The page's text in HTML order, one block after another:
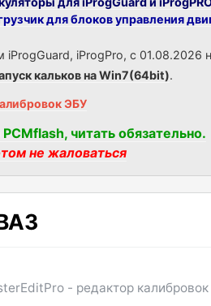
для блоков управления
iProgPro, с 01.08.2026
кальков на Win7(64bit).
ЭБУ
читать обязательно.
не жаловаться
- редактор